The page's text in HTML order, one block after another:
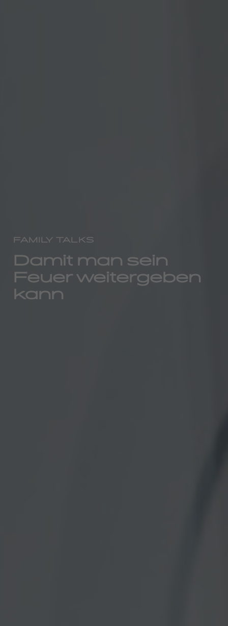
FAMILY TALKS
Damit man sein
Feuer weitergeben
kann